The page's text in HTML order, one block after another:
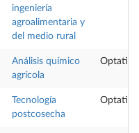
ingeniería
agroalimentaria y
del medio rural
Análisis químico
agrícola
Optativa
Tecnología
postcosecha
Optativa